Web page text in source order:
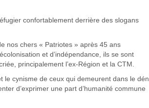
confortablement derrière des slogans
nos chers « Patriotes » après 45 ans
et d’indépendance, ils se sont
principalement l’ex-Région et la CTM.
le cynisme de ceux qui demeurent dans le
d’exprimer une part d’humanité commune